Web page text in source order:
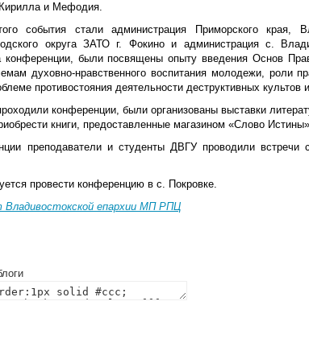
и Мефодия.
события стали администрация Приморского
округа ЗАТО г. Фокино и администрация с.
конференции, были посвящены опыту введения Основ
духовно-нравственного воспитания молодежи, роли
противостояния деятельности деструктивных культов
конференции, были организованы выставки
книги, предоставленные магазином «Слово
преподаватели и студенты ДВГУ проводили встречи
провести конференцию в с. Покровке.
епархии МП РПЦ